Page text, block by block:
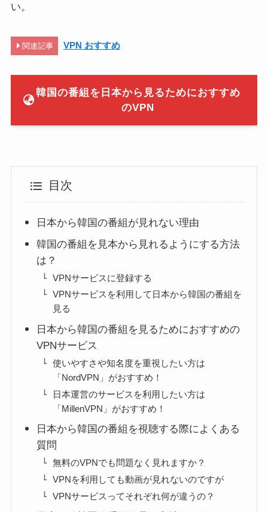
い。
関連記事 VPN おすすめ
韓国の番組を日本から見るためにおすすめ
のVPN
目次
日本から韓国の番組が見れない理由
韓国の番組を見本から見れるようにする方法
は？
VPNサービスに登録する
VPNサービスを利用して日本から韓国の番組を
見る
日本から韓国の番組を見るためにおすすめの
VPNサービス
使いやすさや知名度を重視したい方は
「NordVPN」がおすすめ！
日本運営のサービスを利用したい方は
「MillenVPN」がおすすめ！
日本から韓国の番組を視聴する際によくある
質問
無料のVPNでも問題なく見れますか？
VPNを利用しても動画が見れないのですが
VPNサービスってそれぞれ何が違うの？